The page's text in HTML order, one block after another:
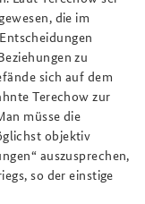
die im
zu
sich auf dem
Terechow zur
müsse die
objektiv
auszusprechen,
so der einstige